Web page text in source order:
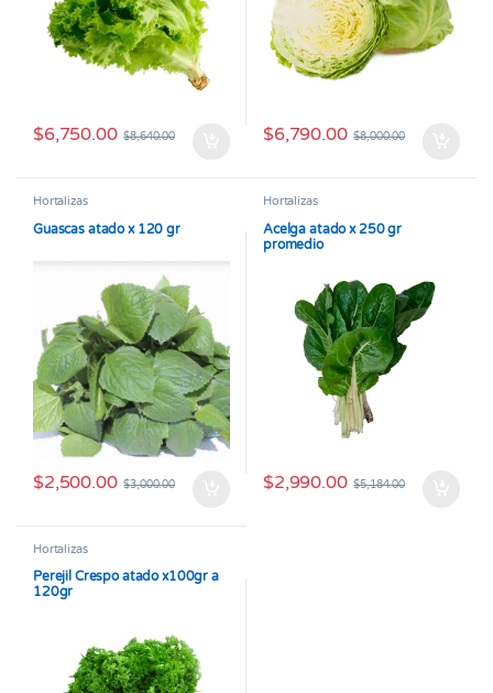
$6,750.00 $8,640.00 $6,790.00 $8,000.00
Hortalizas
Guascas atado x 120 gr
$2,500.00 $3,000.00
Hortalizas
Acelga atado x 250 gr
promedio
$2,990.00 $5,184.00
Hortalizas
Perejil Crespo atado x100gr a
120gr